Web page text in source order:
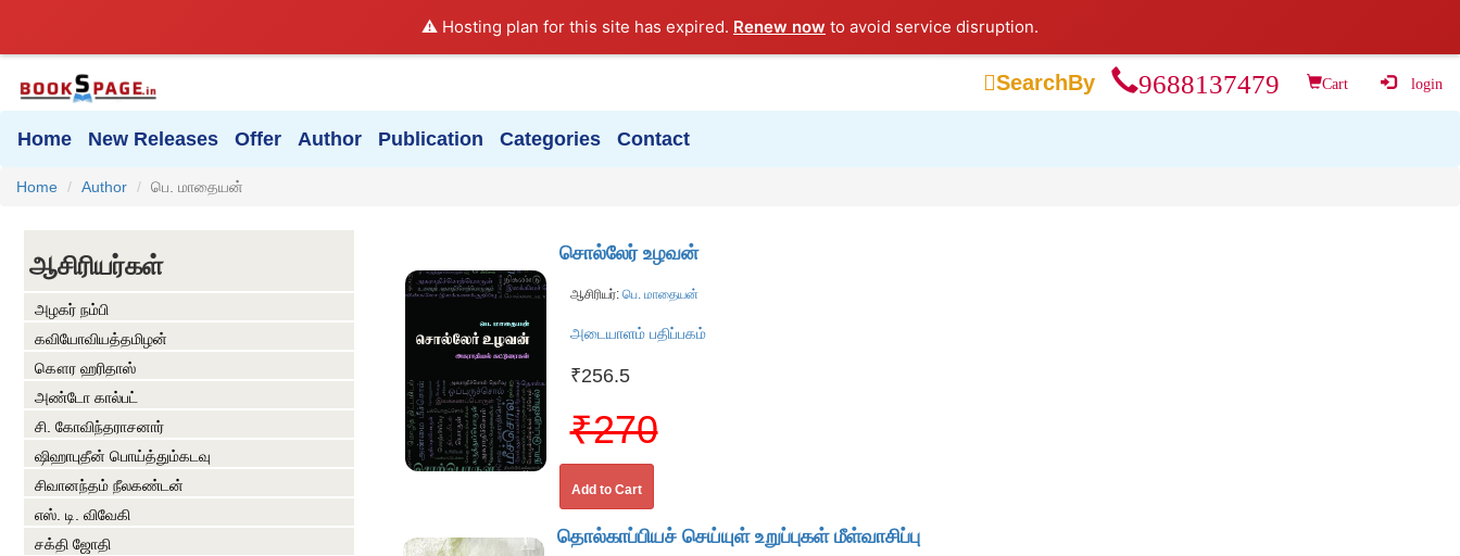
⚠️ Hosting plan for this site has expired. Renew now to avoid service disruption.
SearchBy 9688137479 Cart login
Home New Releases Offer Author Publication Categories Contact
Home Author பெ. மாதையன்
ஆசிரியர்கள்
அழகர் நம்பி
கவியோவியத்தமிழன்
கௌர ஹரிதாஸ்
அண்டோ கால்பட்
சி. கோவிந்தராசனார்
ஷிஹாபுதீன் பொய்த்தும்கடவு
சிவானந்தம் நீலகண்டன்
எஸ். டி. விவேகி
சக்தி ஜோதி
சொல்லேர் உழவன்
ஆசிரியர்:பெ. மாதையன்
அடையாளம் பதிப்பகம்
₹256.5
₹270
Add to Cart
தொல்காப்பியச் செய்யுள் உறுப்புகள் மீள்வாசிப்பு